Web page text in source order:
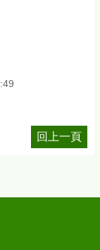
回上一頁